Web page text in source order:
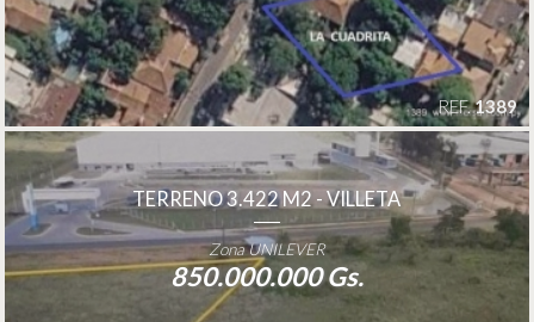
REF.1389
TERRENO 3.422 M2 - VILLETA
Zona UNILEVER
850.000.000 Gs.